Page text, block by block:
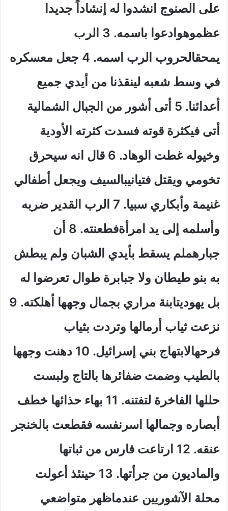
على الصنوج انشدوا له إنشاداً جديدا
عظموهوادعوا باسمه.
3 الرب
يمحقالحروب الرب اسمه.
4 جعل معسكره
في وسط شعبه لينقذنا من أيدي جميع
أعدائنا.
5 أتى أشور من الجبال الشمالية
أتى فيكثرة قوته فسدت كثرته الأودية
وخيوله غطت الوهاد.
6 قال انه سيحرق
تخومي ويقتل فتيانيبالسيف ويجعل أطفالي
غنيمة وأبكاري سبيا.
7 الرب القدير ضربه
وأسلمه إلى يد امرأةفطعنته.
8 أن
جبارهملم يسقط بأيدي الشبان ولم يبطش
به بنو طيطان ولا جبابرة طوال تعرضوا له
بل يهوديتابنة مراري بجمال وجهها أهلكته.
9
نزعت ثياب أرمالها وتردت بثياب
فرحهالابتهاج بني إسرائيل.
10 دهنت وجهها
بالطيب وضمت ضفائرها بالتاج ولبست
حللها الفاخرة لتفتنه.
11 بهاء حذائها خطف
أبصاره وجمالها اسرنفسه فقطعت بالخنجر
عنقه.
12 ارتاعت فارس من ثباتها
والماديون من جرأتها.
13 حينئذ أعولت
محلة الآشوريين عندماظهر متواضعي